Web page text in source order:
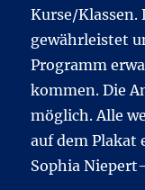
Kurse/Klassen.
gewährleistet
Programm
kommen. Die
möglich. Alle
auf dem
Sophia